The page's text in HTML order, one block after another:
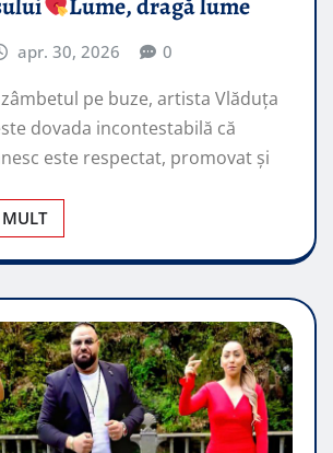
apr. 30, 2026 0
pe buze, artista Vlăduța
dovada incontestabilă că
este respectat, promovat şi
MULT